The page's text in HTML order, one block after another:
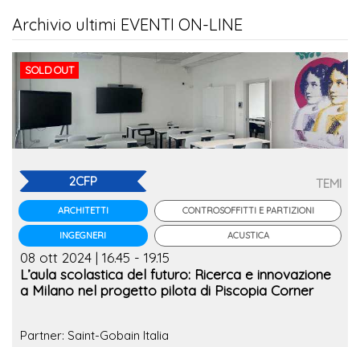
Archivio ultimi EVENTI ON-LINE
SOLD OUT
2CFP
ARCHITETTI
INGEGNERI
TEMI
CONTROSOFFITTI E PARTIZIONI
ACUSTICA
08 ott 2024 | 16.45 - 19.15
L’aula scolastica del futuro: Ricerca e innovazione
a Milano nel progetto pilota di Piscopia Corner
Partner: Saint-Gobain Italia